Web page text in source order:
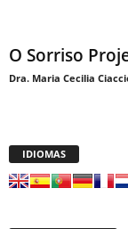
O Sorriso
Dra. Maria Cecilia
IDIOMAS